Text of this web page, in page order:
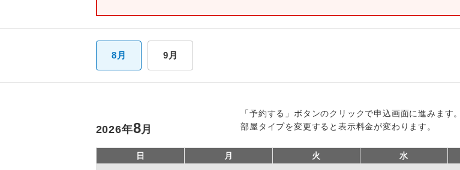
8月 9月
「予約する」ボタンのクリックで申込画面に進みます。
部屋タイプを変更すると表示料金が変わります。
2026年8月
日 月 火 水